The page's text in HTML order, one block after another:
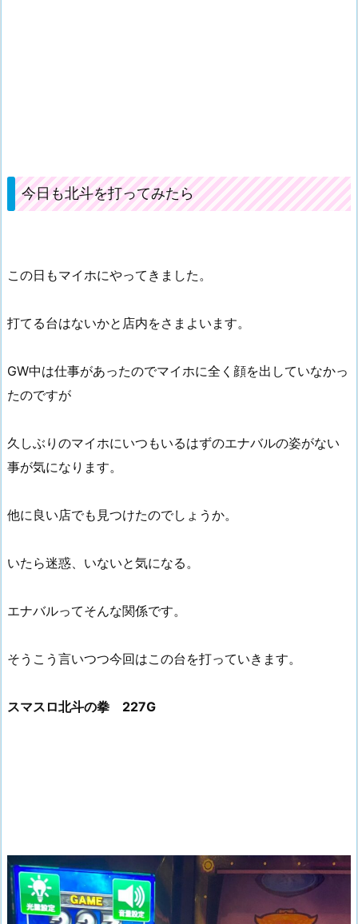
今日も北斗を打ってみたら
この日もマイホにやってきました。
打てる台はないかと店内をさまよいます。
GW中は仕事があったのでマイホに全く顔を出していなかっ
たのですが
久しぶりのマイホにいつもいるはずのエナバルの姿がない
事が気になります。
他に良い店でも見つけたのでしょうか。
いたら迷惑、いないと気になる。
エナバルってそんな関係です。
そうこう言いつつ今回はこの台を打っていきます。
スマスロ北斗の拳 227G